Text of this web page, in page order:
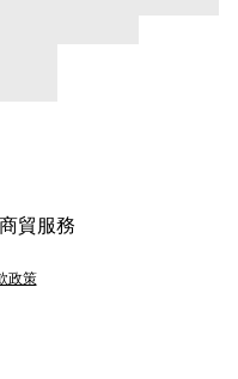
貿服務
政策